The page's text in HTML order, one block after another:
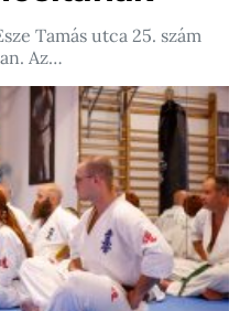
Tamás utca 25. szám
Az…